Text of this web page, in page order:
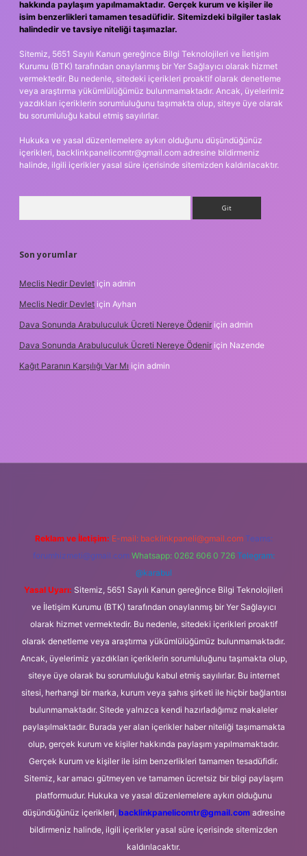
hakkında paylaşım yapılmamaktadır. Gerçek kurum ve kişiler ile
isim benzerlikleri tamamen tesadüfidir. Sitemizdeki bilgiler taslak
halindedir ve tavsiye niteliği taşımazlar.
Sitemiz, 5651 Sayılı Kanun gereğince Bilgi Teknolojileri ve İletişim
Kurumu (BTK) tarafından onaylanmış bir Yer Sağlayıcı olarak hizmet
vermektedir. Bu nedenle, sitedeki içerikleri proaktif olarak denetleme
veya araştırma yükümlülüğümüz bulunmamaktadır. Ancak, üyelerimiz
yazdıkları içeriklerin sorumluluğunu taşımakta olup, siteye üye olarak
bu sorumluluğu kabul etmiş sayılırlar.
Hukuka ve yasal düzenlemelere aykırı olduğunu düşündüğünüz
içerikleri, backlinkpanelicomtr@gmail.com adresine bildirmeniz
halinde, ilgili içerikler yasal süre içerisinde sitemizden kaldırılacaktır.
Son yorumlar
Meclis Nedir Devlet için admin
Meclis Nedir Devlet için Ayhan
Dava Sonunda Arabuluculuk Ücreti Nereye Ödenir için admin
Dava Sonunda Arabuluculuk Ücreti Nereye Ödenir için Nazende
Kağıt Paranın Karşılığı Var Mı için admin
Reklam ve İletişim: E-mail: backlinkpaneli@gmail.com Teams:
forumhizmeti@gmail.com Whatsapp: 0262 606 0 726 Telegram:
@karabul
Yasal Uyarı: Sitemiz, 5651 Sayılı Kanun gereğince Bilgi Teknolojileri
ve İletişim Kurumu (BTK) tarafından onaylanmış bir Yer Sağlayıcı
olarak hizmet vermektedir. Bu nedenle, sitedeki içerikleri proaktif
olarak denetleme veya araştırma yükümlülüğümüz bulunmamaktadır.
Ancak, üyelerimiz yazdıkları içeriklerin sorumluluğunu taşımakta olup,
siteye üye olarak bu sorumluluğu kabul etmiş sayılırlar. Bu internet
sitesi, herhangi bir marka, kurum veya şahıs şirketi ile hiçbir bağlantısı
bulunmamaktadır. Sitede yalnızca kendi hazırladığımız makaleler
paylaşılmaktadır. Burada yer alan içerikler haber niteliği taşımamakta
olup, gerçek kurum ve kişiler hakkında paylaşım yapılmamaktadır.
Gerçek kurum ve kişiler ile isim benzerlikleri tamamen tesadüfidir.
Sitemiz, kar amacı gütmeyen ve tamamen ücretsiz bir bilgi paylaşım
platformudur. Hukuka ve yasal düzenlemelere aykırı olduğunu
düşündüğünüz içerikleri, backlinkpanelicomtr@gmail.comadresine
bildirmeniz halinde, ilgili içerikler yasal süre içerisinde sitemizden
kaldırılacaktır.